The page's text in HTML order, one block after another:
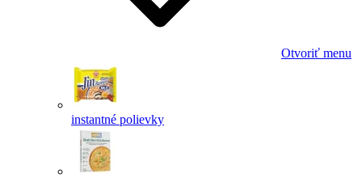
Otvoriť menu
instantné polievky